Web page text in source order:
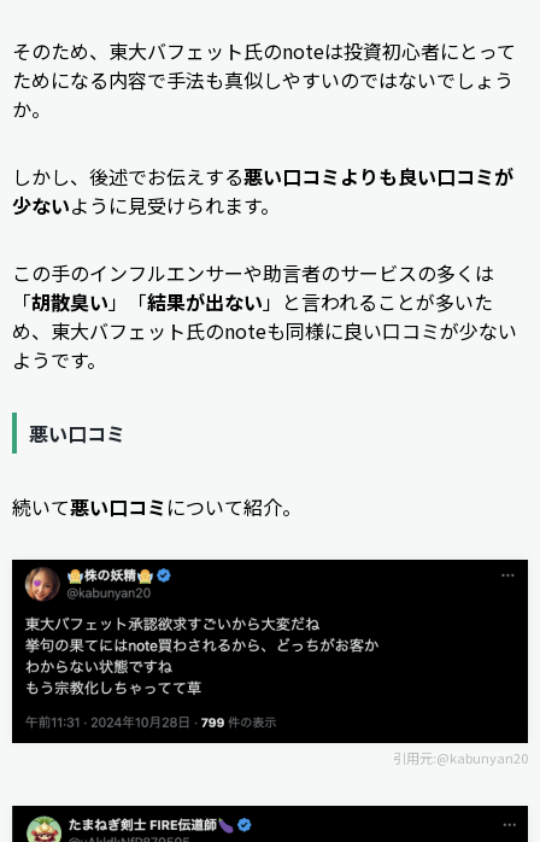
そのため、東大バフェット氏のnoteは投資初心者にとって
ためになる内容で手法も真似しやすいのではないでしょう
か。
しかし、後述でお伝えする悪い口コミよりも良い口コミが
少ないように見受けられます。
この手のインフルエンサーや助言者のサービスの多くは
「胡散臭い」「結果が出ない」と言われることが多いた
め、東大バフェット氏のnoteも同様に良い口コミが少ない
ようです。
悪い口コミ
続いて悪い口コミについて紹介。
引用元:@kabunyan20